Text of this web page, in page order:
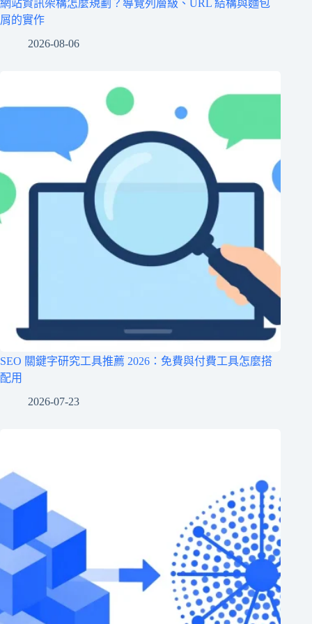
網站資訊架構怎麼規劃？導覽列層級、URL 結構與麵包
屑的實作
2026-08-06
SEO 關鍵字研究工具推薦 2026：免費與付費工具怎麼搭
配用
2026-07-23